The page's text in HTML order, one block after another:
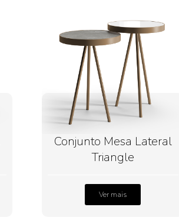
Conjunto Mesa Lateral
Triangle
Ver mais